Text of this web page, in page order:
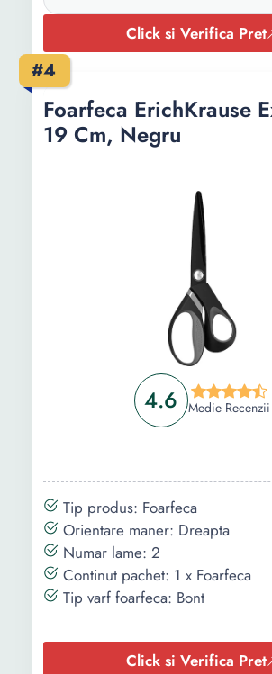
Click si Verifica Pret
#4
4.6 Medie Recenzii
Foarfeca ErichKrause
19 Cm, Negru
Tip produs: Foarfeca
Orientare maner: Dreapta
Numar lame: 2
Continut pachet: 1 x Foarfeca
Tip varf foarfeca: Bont
Click si Verifica Pret